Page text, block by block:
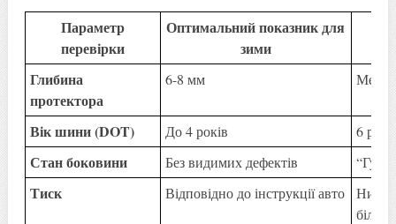
Параметр
перевірки
Оптимальний показник для
зими
Глибина
протектора
6-8 мм
Вік шини (DOT) До 4 років 6
Стан боковини Без видимих дефектів
Тиск Відповідно до інструкції авто
більше